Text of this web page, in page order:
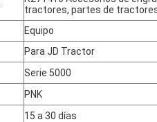
tractores, partes de
Equipo
Para JD Tractor
Serie 5000
PNK
15 a 30 días